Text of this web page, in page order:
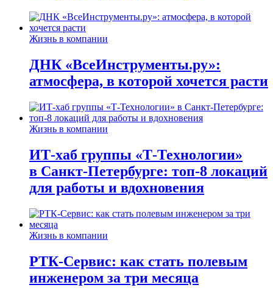
Жизнь в компании
ДНК «ВсеИнструменты.ру»:
атмосфера, в которой хочется расти
Жизнь в компании
ИТ-хаб группы «Т-Технологии»
в Санкт-Петербурге: топ-8 локаций
для работы и вдохновения
Жизнь в компании
РТК-Сервис: как стать полевым
инженером за три месяца